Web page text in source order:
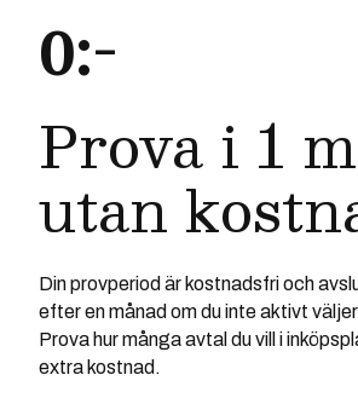
0:-
Prova i 1
utan
Din provperiod är kostnadsfri och
efter en månad om du inte aktivt
Prova hur många avtal du vill i
extra kostnad.